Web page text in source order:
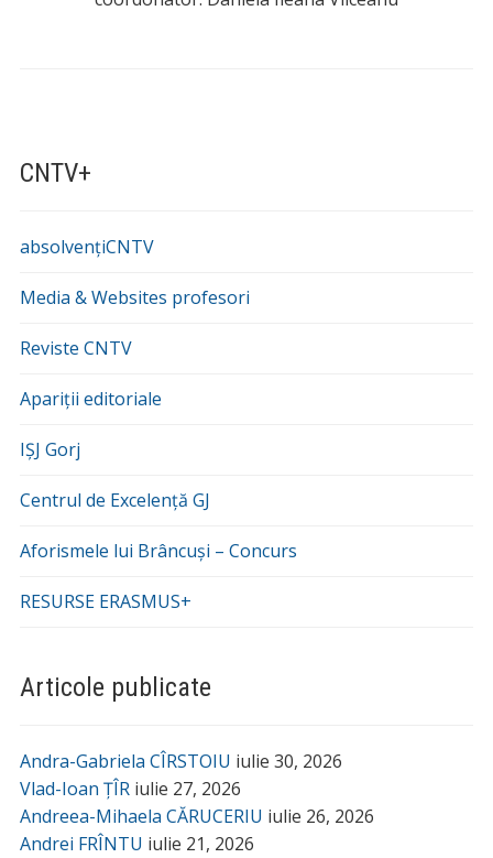
CNTV+
absolvențiCNTV
Media & Websites profesori
Reviste CNTV
Apariții editoriale
IȘJ Gorj
Centrul de Excelență GJ
Aforismele lui Brâncuși – Concurs
RESURSE ERASMUS+
Articole publicate
Andra-Gabriela CÎRSTOIU iulie 30, 2026
Vlad-Ioan ȚÎR iulie 27, 2026
Andreea-Mihaela CĂRUCERIU iulie 26, 2026
Andrei FRÎNTU iulie 21, 2026